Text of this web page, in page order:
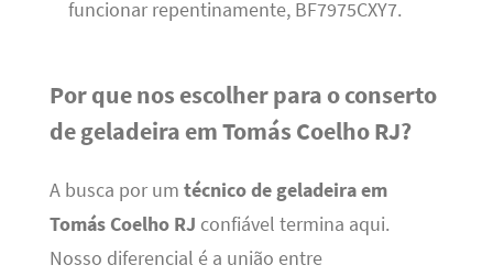
funcionar repentinamente, BF7975CXY7.
Por que nos escolher para o conserto
de geladeira em Tomás Coelho RJ?
A busca por um técnico de geladeira em
Tomás Coelho RJ confiável termina aqui.
Nosso diferencial é a união entre